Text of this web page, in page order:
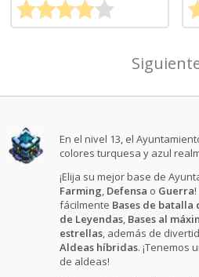
En el nivel 13, el
colores turquesa y azul
¡Elija su mejor base de
Farming, Defensa o Guerra
fácilmente Bases de batalla
de Leyendas, Bases al
estrellas, además de
Aldeas híbridas. ¡Tenemos
de aldeas!